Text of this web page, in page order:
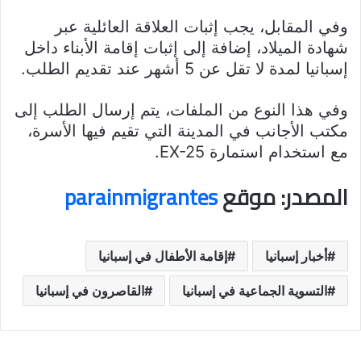
وفي المقابل، يجب إثبات العلاقة العائلية عبر
شهادة الميلاد، إضافة إلى إثبات إقامة الأبناء داخل
إسبانيا لمدة لا تقل عن 5 أشهر عند تقديم الطلب.
وفي هذا النوع من الملفات، يتم إرسال الطلب إلى
مكتب الأجانب في المدينة التي تقيم فيها الأسرة،
مع استخدام استمارة EX-25.
المصدر: موقعparainmigrantes
أخبار إسبانيا إقامة الأطفال في إسبانيا
التسوية الجماعية في إسبانيا القاصرون في إسبانيا